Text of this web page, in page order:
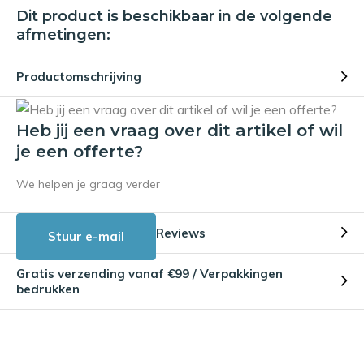
Dit product is beschikbaar in de volgende
afmetingen:
Productomschrijving
Heb jij een vraag over dit artikel of wil
je een offerte?
We helpen je graag verder
Stuur e-mail Reviews
Gratis verzending vanaf €99 / Verpakkingen
bedrukken